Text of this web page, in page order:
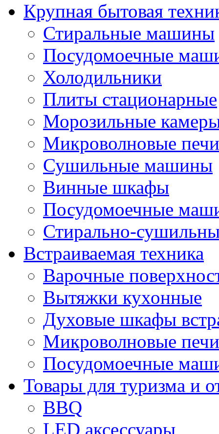
Крупная бытовая
Стиральные машины
Посудомоечные
Холодильники
Плиты стационарные
Морозильные
Микроволновые печи
Сушильные машины
Винные шкафы
Посудомоечные
Стирально-
Встраиваемая техника
Варочные
Вытяжки кухонные
Духовые шкафы
Микроволновые
Посудомоечные
Товары для туризма и
BBQ
LED аксессуары